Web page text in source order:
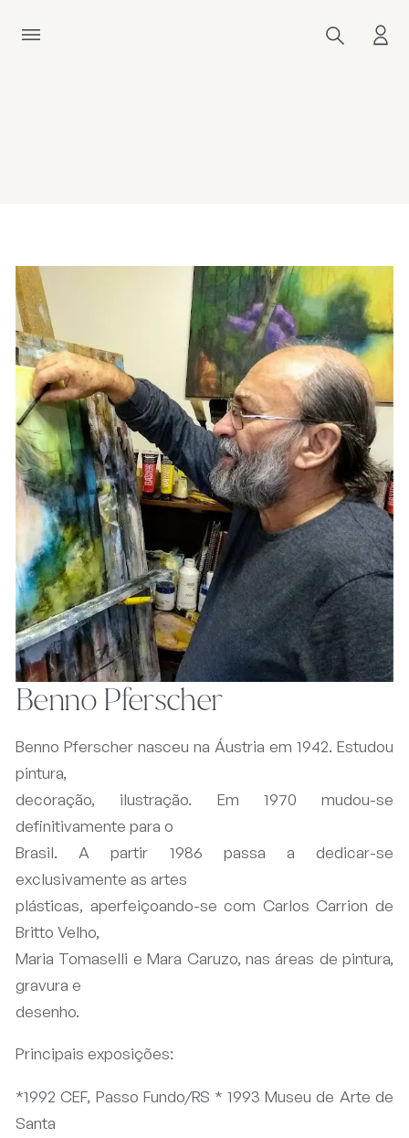
Benno Pferscher
Benno Pferscher nasceu na Áustria em 1942. Estudou
pintura,
decoração, ilustração. Em 1970 mudou-se
definitivamente para o
Brasil. A partir 1986 passa a dedicar-se
exclusivamente as artes
plásticas, aperfeiçoando-se com Carlos Carrion de
Britto Velho,
Maria Tomaselli e Mara Caruzo, nas áreas de pintura,
gravura e
desenho.
Principais exposições:
*1992 CEF, Passo Fundo/RS * 1993 Museu de Arte de
Santa